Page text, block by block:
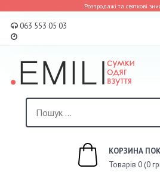
Розпродажі та святкові
063 553 05 03
КОРЗИНА
Товарів 0 (0